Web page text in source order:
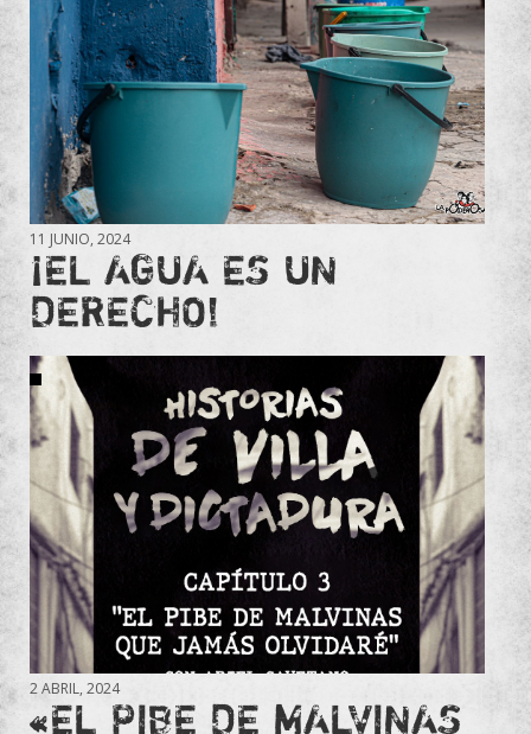
11 JUNIO, 2024
¡EL AGUA ES UN
DERECHO!
2 ABRIL, 2024
«EL PIBE DE MALVINAS